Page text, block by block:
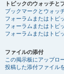
トピックのウォッチと
ブックマークとウォッ
フォーラムまたはトピ
フォーラムまたはトピ
フォーラムまたはトピ
ファイルの添付
この掲示板にアップロ
投稿した添付ファイル